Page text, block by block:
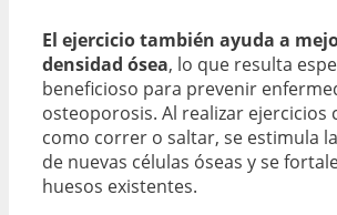
El ejercicio también ayuda a
densidad ósea, lo que resulta
beneficioso para prevenir
osteoporosis. Al realizar ejercicios
como correr o saltar, se estimula
de nuevas células óseas y se
huesos existentes.